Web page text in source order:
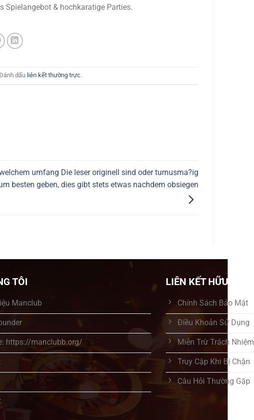
Spielangebot & hochkaratige Parties.
dấu liên kết thường trực.
umfang Die leser originell sind oder turnusma?ig
besten geben, dies gibt stets etwas nachdem obsiegen
TÔI
Manclub
https://manclubb.org/
LIÊN KẾT HỮU ÍCH
Chính Sách Bảo Mật
Điều Khoản Sử Dụng
Miễn Trừ Trách Nhiệm
Truy Cập Khi Bị Chặn
Câu Hỏi Thường Gặp